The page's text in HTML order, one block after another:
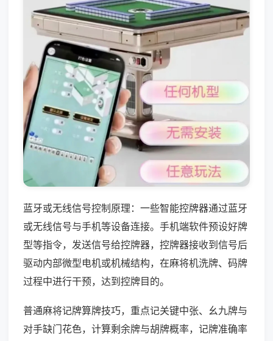
蓝牙或无线信号控制原理：一些智能控牌器通过蓝牙
或无线信号与手机等设备连接。手机端软件预设好牌
型等指令，发送信号给控牌器，控牌器接收到信号后
驱动内部微型电机或机械结构，在麻将机洗牌、码牌
过程中进行干预，达到控牌目的。
普通麻将记牌算牌技巧，重点记关键中张、幺九牌与
对手缺门花色，计算剩余牌与胡牌概率，记牌准确率